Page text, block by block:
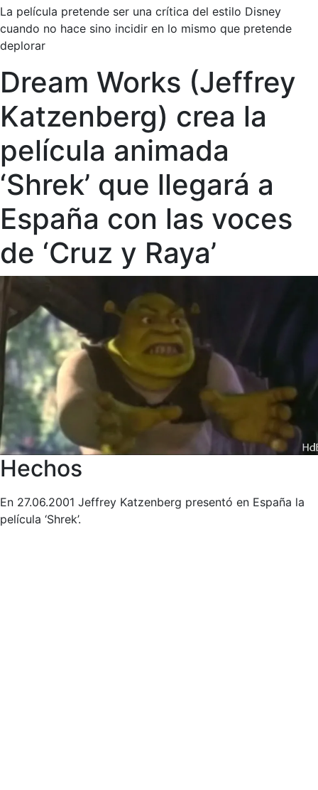
La película pretende ser una crítica del estilo Disney
cuando no hace sino incidir en lo mismo que pretende
deplorar
Dream Works (Jeffrey
Katzenberg) crea la
película animada
‘Shrek’ que llegará a
España con las voces
de ‘Cruz y Raya’
Hechos
En 27.06.2001 Jeffrey Katzenberg presentó en España la
película ‘Shrek’.